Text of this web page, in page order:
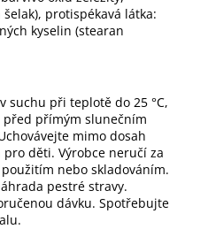
protispékavá látka:
kyselin (stearan
suchu při teplotě do 25 °C,
přímým slunečním
mimo dosah
děti. Výrobce neručí za
nebo skladováním.
pestré stravy.
dávku. Spotřebujte